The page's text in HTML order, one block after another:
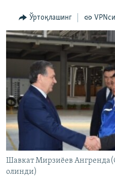
Озодлик бошқа
Ўртоқлашинг
Шавкат Мирзиёев
олинди)